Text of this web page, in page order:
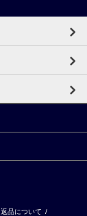
返品について /